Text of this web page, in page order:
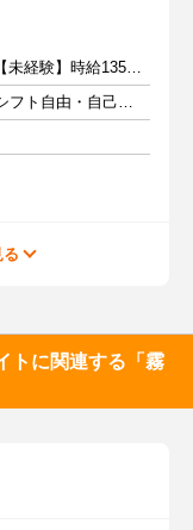
【経験者】時給1400円～【未経験】時給1350円～ ※交通費全額
週2日以上 1日4時間以上 シフト自由・自己申告
トに関連する「霧